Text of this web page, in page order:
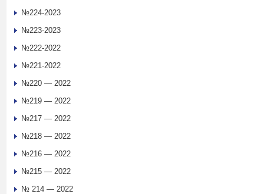
№224-2023
№223-2023
№222-2022
№221-2022
№220 — 2022
№219 — 2022
№217 — 2022
№218 — 2022
№216 — 2022
№215 — 2022
№ 214 — 2022